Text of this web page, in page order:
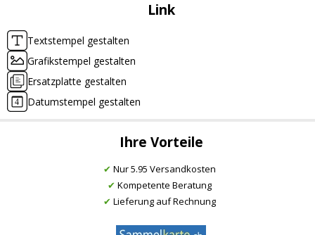
Link
Textstempel gestalten
Grafikstempel gestalten
Ersatzplatte gestalten
Datumstempel gestalten
Ihre Vorteile
✔ Nur 5.95 Versandkosten
✔ Kompetente Beratung
✔ Lieferung auf Rechnung